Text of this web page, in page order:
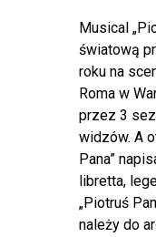
Musical
światową
roku na
Roma w
przez 3
widzów. A
Pana”
libretta,
„Piotruś
należy do